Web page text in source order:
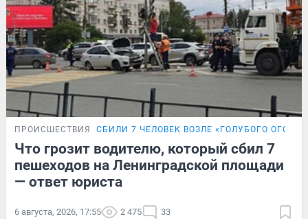
ПРОИСШЕСТВИЯ СБИЛИ 7 ЧЕЛОВЕК ВОЗЛЕ «ГОЛУБОГО
Что грозит водителю, который сбил 7
пешеходов на Ленинградской площади
— ответ юриста
6 августа, 2026, 17:55 2 475 33